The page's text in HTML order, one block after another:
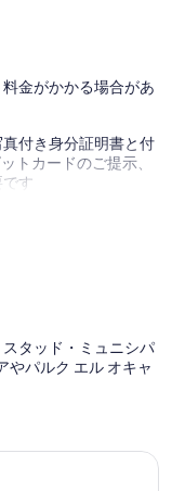
金がかかる場合があ
付き身分証明書と付
トカードのご提示、
す
タッド・ミュニシパ
やパルク エル オキャ